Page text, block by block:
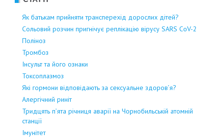
Як батькам прийняти трансперехід дорослих дітей?
Сольовий розчин пригнічує реплікацію вірусу SARS CoV-2
Поліноз
Тромбоз
Інсульт та його ознаки
Токсоплазмоз
Які гормони відповідають за сексуальне здоров’я?
Алергічний риніт
Тридцять п’ята річниця аварії на Чорнобильській атомній
станції
Імунітет